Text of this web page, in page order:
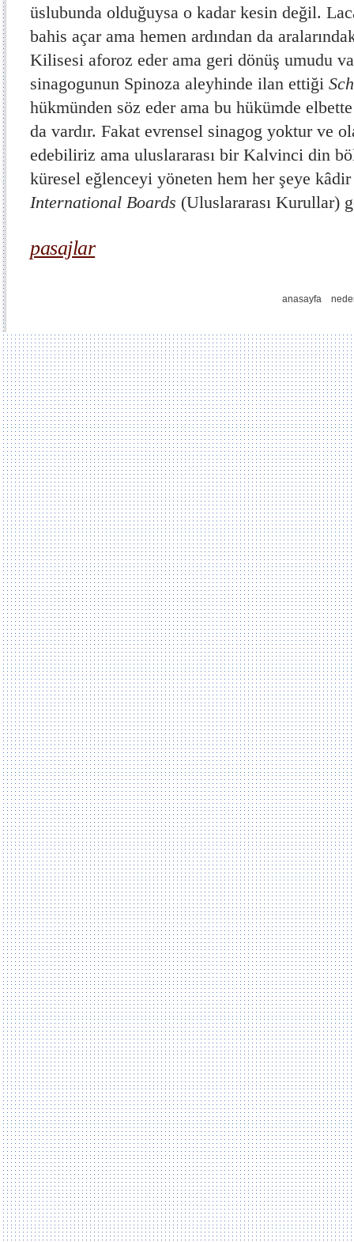
üslubunda olduğuysa o kadar kesin değil.
bahis açar ama hemen ardından da
Kilisesi aforoz eder ama geri dönüş umudu
sinagogunun Spinoza aleyhinde ilan ettiği
hükmünden söz eder ama bu hükümde
da vardır. Fakat evrensel sinagog yoktur ve
edebiliriz ama uluslararası bir Kalvinci din
küresel eğlenceyi yöneten hem her şeye
International Boards (Uluslararası Kurullar)
pasajlar
anasayfa